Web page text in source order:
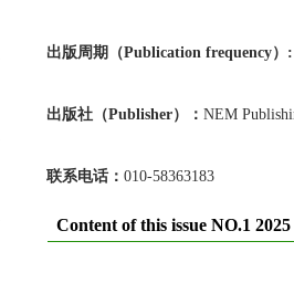
出版周期（Publication frequency）:
出版社 （Publisher）： NEM
联系电话： 010-58363183
Content of this issue NO.1 2025